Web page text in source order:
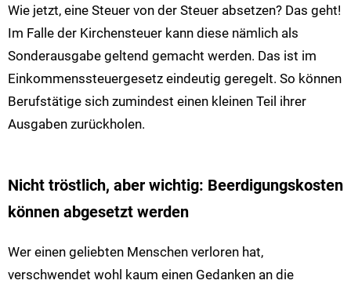
Wie jetzt, eine Steuer von der Steuer absetzen? Das geht!
Im Falle der Kirchensteuer kann diese nämlich als
Sonderausgabe geltend gemacht werden. Das ist im
Einkommenssteuergesetz eindeutig geregelt. So können
Berufstätige sich zumindest einen kleinen Teil ihrer
Ausgaben zurückholen.
Nicht tröstlich, aber wichtig: Beerdigungskosten
können abgesetzt werden
Wer einen geliebten Menschen verloren hat,
verschwendet wohl kaum einen Gedanken an die